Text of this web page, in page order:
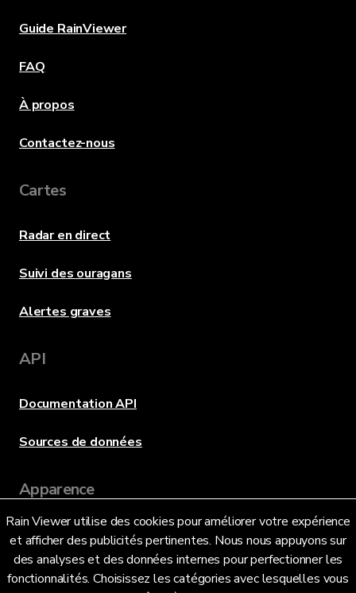
Rain Viewer utilise des cookies pour améliorer votre expérience
et afficher des publicités pertinentes. Nous nous appuyons sur
des analyses et des données internes pour perfectionner les
fonctionnalités. Choisissez les catégories avec lesquelles vous
Guide RainViewer
FAQ
À propos
Contactez-nous
Cartes
Radar en direct
Suivi des ouragans
Alertes graves
API
Documentation API
Sources de données
Apparence
Langue